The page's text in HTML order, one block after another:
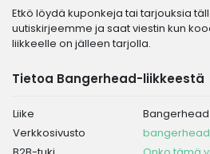
Etkö löydä kuponkeja tai tarjouksia
uutiskirjeemme ja saat viestin kun
liikkeelle on jälleen tarjolla.
Tietoa Bangerhead-liikkeestä
Liike
Bangerhead
Verkkosivusto